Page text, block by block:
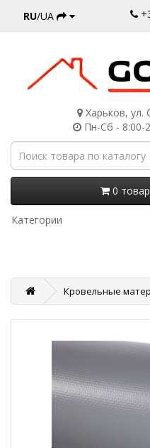
RU/UA
Харьков, ул.
Пн-Сб - 8:00-
0
Категории
Кровельные